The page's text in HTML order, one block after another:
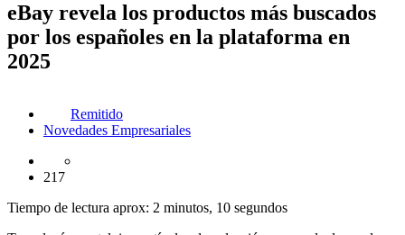
eBay revela los productos más buscados
por los españoles en la plataforma en
2025
Remitido
Novedades Empresariales
217
Tiempo de lectura aprox: 2 minutos, 10 segundos